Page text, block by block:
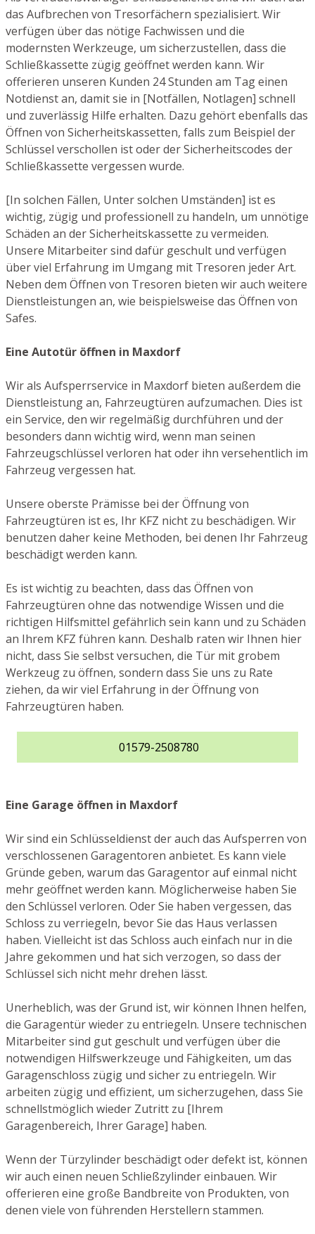
das Aufbrechen von Tresorfächern spezialisiert. Wir
verfügen über das nötige Fachwissen und die
modernsten Werkzeuge, um sicherzustellen, dass die
Schließkassette zügig geöffnet werden kann. Wir
offerieren unseren Kunden 24 Stunden am Tag einen
Notdienst an, damit sie in [Notfällen, Notlagen] schnell
und zuverlässig Hilfe erhalten. Dazu gehört ebenfalls das
Öffnen von Sicherheitskassetten, falls zum Beispiel der
Schlüssel verschollen ist oder der Sicherheitscodes der
Schließkassette vergessen wurde.
[In solchen Fällen, Unter solchen Umständen] ist es
wichtig, zügig und professionell zu handeln, um unnötige
Schäden an der Sicherheitskassette zu vermeiden.
Unsere Mitarbeiter sind dafür geschult und verfügen
über viel Erfahrung im Umgang mit Tresoren jeder Art.
Neben dem Öffnen von Tresoren bieten wir auch weitere
Dienstleistungen an, wie beispielsweise das Öffnen von
Safes.
Eine Autotür öffnen in Maxdorf
Wir als Aufsperrservice in Maxdorf bieten außerdem die
Dienstleistung an, Fahrzeugtüren aufzumachen. Dies ist
ein Service, den wir regelmäßig durchführen und der
besonders dann wichtig wird, wenn man seinen
Fahrzeugschlüssel verloren hat oder ihn versehentlich im
Fahrzeug vergessen hat.
Unsere oberste Prämisse bei der Öffnung von
Fahrzeugtüren ist es, Ihr KFZ nicht zu beschädigen. Wir
benutzen daher keine Methoden, bei denen Ihr Fahrzeug
beschädigt werden kann.
Es ist wichtig zu beachten, dass das Öffnen von
Fahrzeugtüren ohne das notwendige Wissen und die
richtigen Hilfsmittel gefährlich sein kann und zu Schäden
an Ihrem KFZ führen kann. Deshalb raten wir Ihnen hier
nicht, dass Sie selbst versuchen, die Tür mit grobem
Werkzeug zu öffnen, sondern dass Sie uns zu Rate
ziehen, da wir viel Erfahrung in der Öffnung von
Fahrzeugtüren haben.
01579-2508780
Eine Garage öffnen in Maxdorf
Wir sind ein Schlüsseldienst der auch das Aufsperren von
verschlossenen Garagentoren anbietet. Es kann viele
Gründe geben, warum das Garagentor auf einmal nicht
mehr geöffnet werden kann. Möglicherweise haben Sie
den Schlüssel verloren. Oder Sie haben vergessen, das
Schloss zu verriegeln, bevor Sie das Haus verlassen
haben. Vielleicht ist das Schloss auch einfach nur in die
Jahre gekommen und hat sich verzogen, so dass der
Schlüssel sich nicht mehr drehen lässt.
Unerheblich, was der Grund ist, wir können Ihnen helfen,
die Garagentür wieder zu entriegeln. Unsere technischen
Mitarbeiter sind gut geschult und verfügen über die
notwendigen Hilfswerkzeuge und Fähigkeiten, um das
Garagenschloss zügig und sicher zu entriegeln. Wir
arbeiten zügig und effizient, um sicherzugehen, dass Sie
schnellstmöglich wieder Zutritt zu [Ihrem
Garagenbereich, Ihrer Garage] haben.
Wenn der Türzylinder beschädigt oder defekt ist, können
wir auch einen neuen Schließzylinder einbauen. Wir
offerieren eine große Bandbreite von Produkten, von
denen viele von führenden Herstellern stammen.